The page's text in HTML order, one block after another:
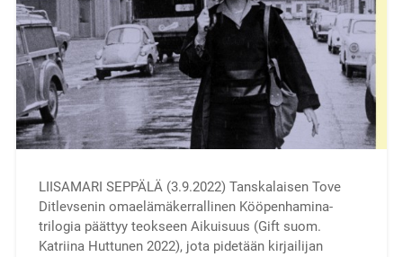
LIISAMARI SEPPÄLÄ (3.9.2022) Tanskalaisen Tove
Ditlevsenin omaelämäkerrallinen Kööpenhamina-
trilogia päättyy teokseen Aikuisuus (Gift suom.
Katriina Huttunen 2022), jota pidetään kirjailijan